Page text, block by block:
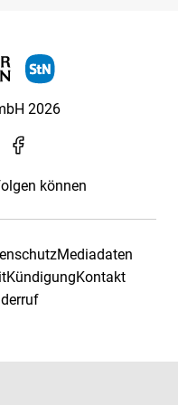
2026
können
Mediadaten
KündigungKontakt